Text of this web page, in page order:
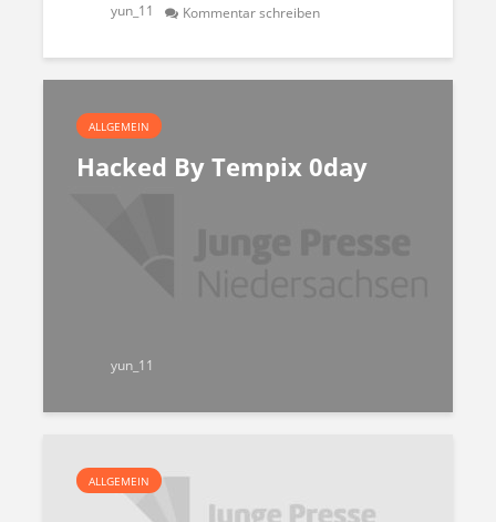
yun_11 Kommentar schreiben
ALLGEMEIN
Hacked By Tempix 0day
yun_11
ALLGEMEIN